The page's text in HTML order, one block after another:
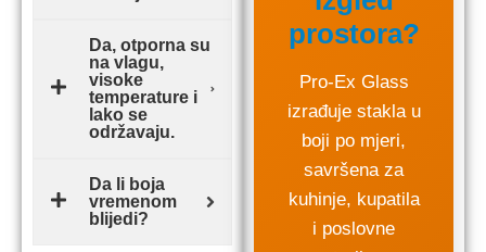
Da, otporna su
na vlagu,
visoke
temperature i
lako se
održavaju.
Da li boja
vremenom
blijedi?
prostora?
Pro-Ex Glass
izrađuje stakla u
boji po mjeri,
savršena za
kuhinje, kupatila
i poslovne